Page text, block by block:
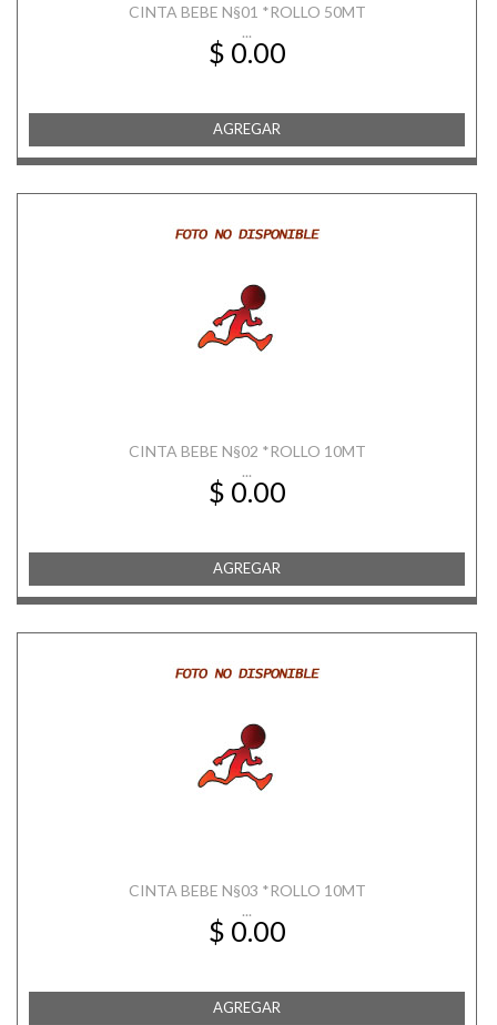
CINTA BEBE N§01 *ROLLO 50MT
...
$ 0.00
AGREGAR
CINTA BEBE N§02 *ROLLO 10MT
...
$ 0.00
AGREGAR
CINTA BEBE N§03 *ROLLO 10MT
...
$ 0.00
AGREGAR